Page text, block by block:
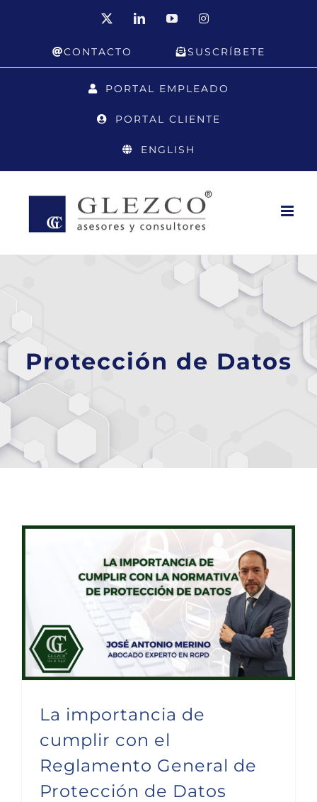
LinkedInYouTubeInstagram
CONTACTO SUSCRÍBETE
PORTAL EMPLEADO
PORTAL CLIENTE
ENGLISH
Protección de Datos
La importancia de
cumplir con el
Reglamento General de
Protección de Datos